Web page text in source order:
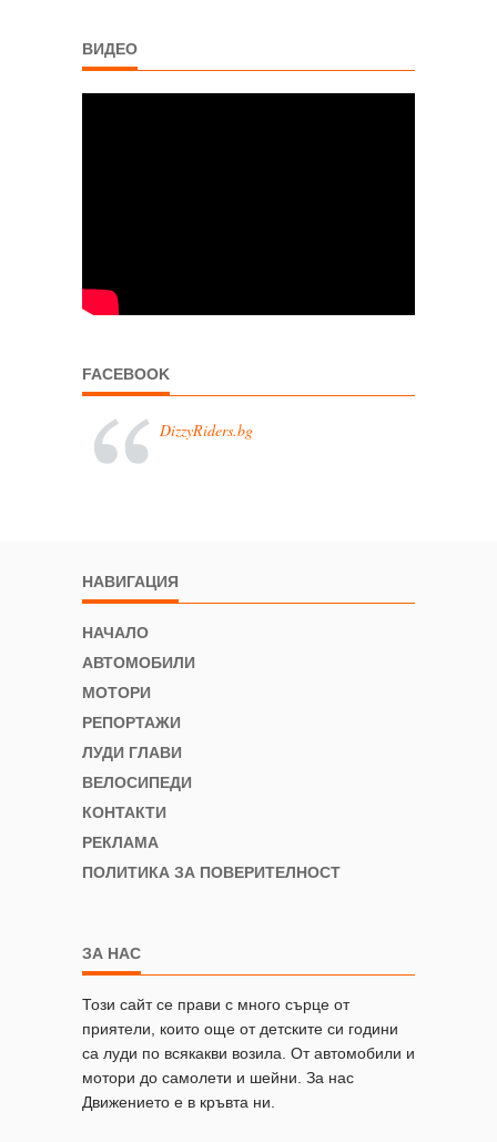
ВИДЕО
FACEBOOK
DizzyRiders.bg
НАВИГАЦИЯ
НАЧАЛО
АВТОМОБИЛИ
МОТОРИ
РЕПОРТАЖИ
ЛУДИ ГЛАВИ
ВЕЛОСИПЕДИ
КОНТАКТИ
РЕКЛАМА
ПОЛИТИКА ЗА ПОВЕРИТЕЛНОСТ
ЗА НАС
Този сайт се прави с много сърце от
приятели, които още от детските си години
са луди по всякакви возила. От автомобили и
мотори до самолети и шейни. За нас
Движението е в кръвта ни.